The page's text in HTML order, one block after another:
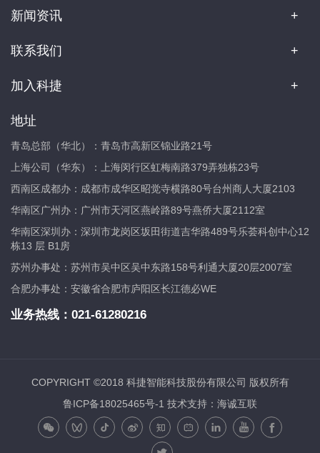
新闻资讯
联系我们
加入科捷
地址
青岛总部（华北）：青岛市高新区锦业路21号
上海公司（华东）：上海闵行区虹梅南路379弄独栋23号
西南区成都办：成都市成华区昭觉寺横路80号台州商人大厦2103
华南区广州办：广州市天河区燕岭路89号燕侨大厦2112室
华南区深圳办：深圳市龙岗区坂田街道吉华路489号乐荟科创中心12
栋13 层 B1房
苏州办事处：苏州市吴中区吴中东路158号利通大厦20层2007室
合肥办事处：安徽省合肥市庐阳区长江德必WE
业务热线： 021-61280216
COPYRIGHT ©2018 科捷智能科技股份有限公司 版权所有
鲁ICP备18025465号-1 技术支持：海诚互联